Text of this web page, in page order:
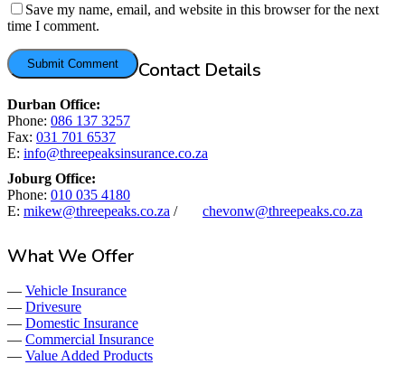
Save my name, email, and website in this browser for the next
time I comment.
Contact Details
Durban Office:
Phone: 086 137 3257
Fax: 031 701 6537
E: info@threepeaksinsurance.co.za
Joburg Office:
Phone: 010 035 4180
E: mikew@threepeaks.co.za / chevonw@threepeaks.co.za
What We Offer
— Vehicle Insurance
— Drivesure
— Domestic Insurance
— Commercial Insurance
— Value Added Products